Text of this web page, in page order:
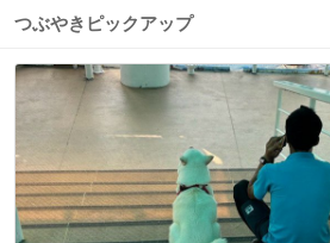
つぶやきピックアップ